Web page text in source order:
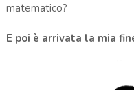
matematico?
E poi è arrivata la mia